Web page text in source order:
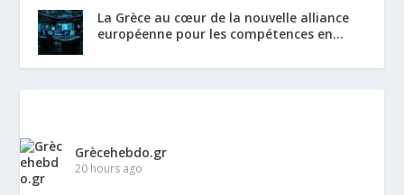
La Grèce au cœur de la nouvelle alliance
européenne pour les compétences en...
Grècehebdo.gr
20 hours ago